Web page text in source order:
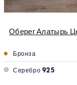
Оберег Алатырь
Бронза
Серебро 925